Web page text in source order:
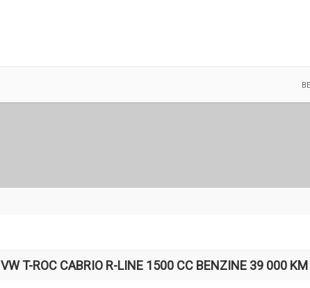
VW T-ROC CABRIO R-LINE 1500 CC BENZINE 39 000 KM